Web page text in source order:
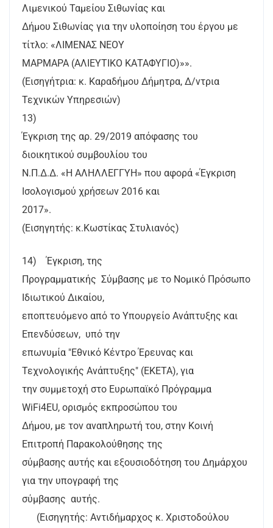
Λιμενικού Ταμείου Σιθωνίας και
Δήμου Σιθωνίας για την υλοποίηση του έργου με
τίτλο: «ΛΙΜΕΝΑΣ ΝΕΟΥ
ΜΑΡΜΑΡΑ (ΑΛΙΕΥΤΙΚΟ ΚΑΤΑΦΥΓΙΟ)»».
(Εισηγήτρια: κ. Καραδήμου Δήμητρα, Δ/ντρια
Τεχνικών Υπηρεσιών)
13)
Έγκριση της αρ. 29/2019 απόφασης του
διοικητικού συμβουλίου του
Ν.Π.Δ.Δ. «Η ΑΛΗΛΛΕΓΓΥΗ» που αφορά «Έγκριση
Ισολογισμού χρήσεων 2016 και
2017».
(Εισηγητής: κ.Κωστίκας Στυλιανός)
14) Έγκριση, της
Προγραμματικής Σύμβασης με τo Νομικό Πρόσωπο
Ιδιωτικού Δικαίου,
εποπτευόμενο από το Υπουργείο Ανάπτυξης και
Επενδύσεων, υπό την
επωνυμία "Εθνικό Κέντρο Έρευνας και
Τεχνολογικής Ανάπτυξης" (ΕΚΕΤΑ), για
την συμμετοχή στο Ευρωπαϊκό Πρόγραμμα
WiFi4EU, ορισμός εκπροσώπου του
Δήμου, με τον αναπληρωτή του, στην Κοινή
Επιτροπή Παρακολούθησης της
σύμβασης αυτής και εξουσιοδότηση του Δημάρχου
για την υπογραφή της
σύμβασης αυτής.
(Εισηγητής: Αντιδήμαρχος κ. Χριστοδούλου